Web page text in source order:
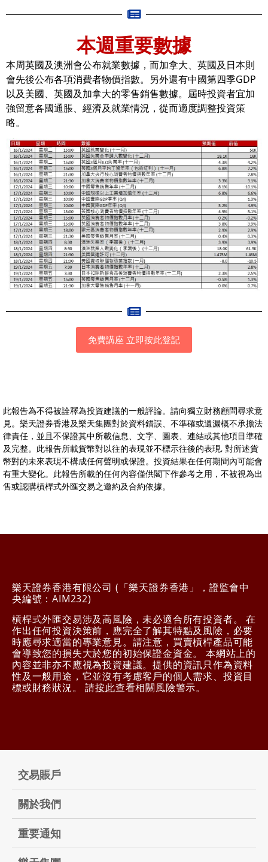
本週重要數據
本周英國及澳洲會公布就業數據，而加拿大、英國及日本則
會先後公布各項消費者物價指數。另外還有中國第四季GDP
以及美國、英國及加拿大的零售銷售數據。屆時投資者宜加
強留意各國通脹、經濟及就業情況，從而適度調整投資策
略。
免費講座 立即按此登記
此報告為不得被詮釋為投資建議的一般評論。請向獨立財務顧問尋求意
見。樂天證券香港及樂天集團對於資料錯誤、不準確或遺漏概不承擔法
律責任，並且不保證其中所載信息、文字、圖表、連結或其他項目準確
及完整。此報告所載貨幣對以往的表現並不標示往後的表現, 對所述貨
幣對的未來表現不構成任何聲明或保證。投資結果在任何期間內可能會
有重大變化。此報告所載的任何內容僅供閣下作參考之用，不被視為出
售或認購槓桿式外匯交易之邀約及合約依據。
樂天證券香港有限公司 (「樂天證券香港」，證監會中
央編號：AIM232)
槓桿式外匯交易涉及高風險，未必適合所有投資者。 在
作出任何投資決策前，應完全了解其特點及風險，必要
時應尋求適當的專業意見。請注意，買賣槓桿產品可能
會導致您的損失大於您的初始保證金資金。 本網站上的
內容並非亦不應視為投資建議。提供的資訊只作為資料
性及一般用途，它並沒有考慮客戶的個人需求、投資目
標或財務狀況。 請按此查看相關風險警示。
交易賬戶
關於我們
重要通知